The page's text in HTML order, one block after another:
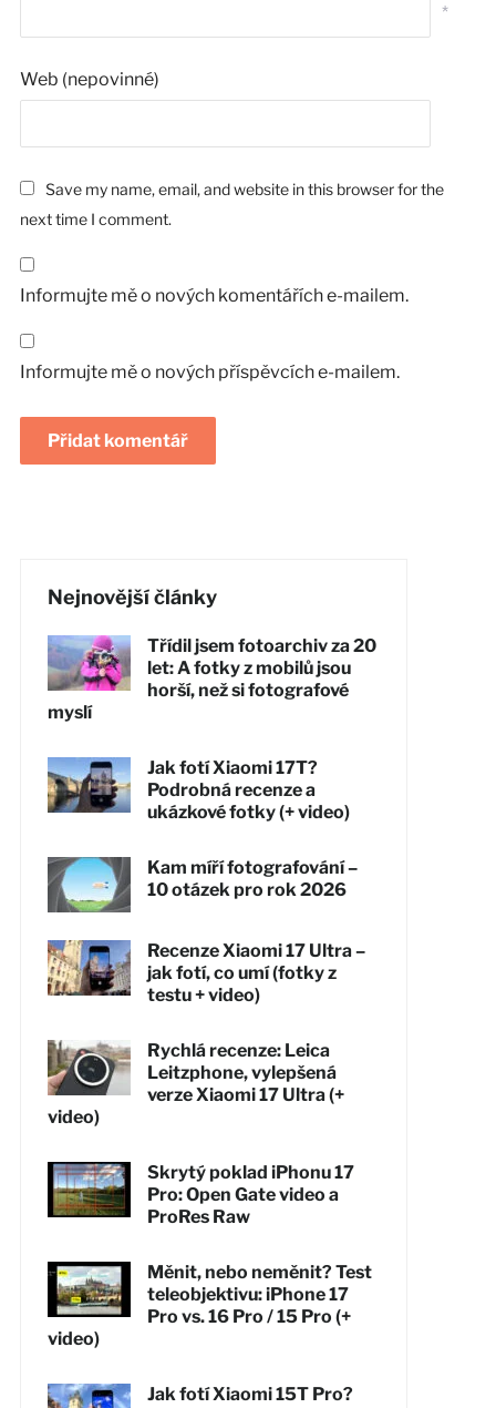
*
Web (nepovinné)
Save my name, email, and website in this browser for the
next time I comment.
Informujte mě o nových komentářích e-mailem.
Informujte mě o nových příspěvcích e-mailem.
Nejnovější články
Třídil jsem fotoarchiv za 20
let: A fotky z mobilů jsou
horší, než si fotografové
myslí
Jak fotí Xiaomi 17T?
Podrobná recenze a
ukázkové fotky (+ video)
Kam míří fotografování –
10 otázek pro rok 2026
Recenze Xiaomi 17 Ultra –
jak fotí, co umí (fotky z
testu + video)
Rychlá recenze: Leica
Leitzphone, vylepšená
verze Xiaomi 17 Ultra (+
video)
Skrytý poklad iPhonu 17
Pro: Open Gate video a
ProRes Raw
Měnit, nebo neměnit? Test
teleobjektivu: iPhone 17
Pro vs. 16 Pro / 15 Pro (+
video)
Jak fotí Xiaomi 15T Pro?